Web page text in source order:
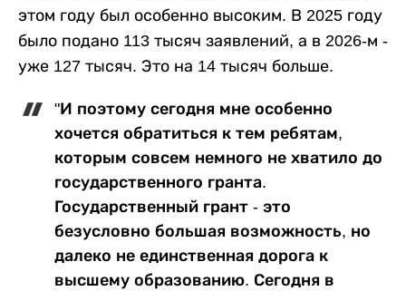
этом году был особенно высоким. В 2025 году
было подано 113 тысяч заявлений, а в 2026-м -
уже 127 тысяч. Это на 14 тысяч больше.
"И поэтому сегодня мне особенно
хочется обратиться к тем ребятам,
которым совсем немного не хватило до
государственного гранта.
Государственный грант - это
безусловно большая возможность, но
далеко не единственная дорога к
высшему образованию. Сегодня в